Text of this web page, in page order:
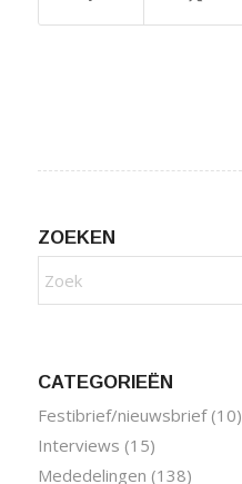
ZOEKEN
CATEGORIEËN
Festibrief/nieuwsbrief(10)
Interviews (15)
Mededelingen (138)